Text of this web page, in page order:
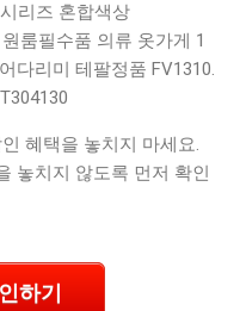
리즈 혼합색상
룸필수품 의류 옷가게 1
다리미 테팔정품 FV1310.
혜택을 놓치지 마세요.
놓치지 않도록 먼저 확인
하기